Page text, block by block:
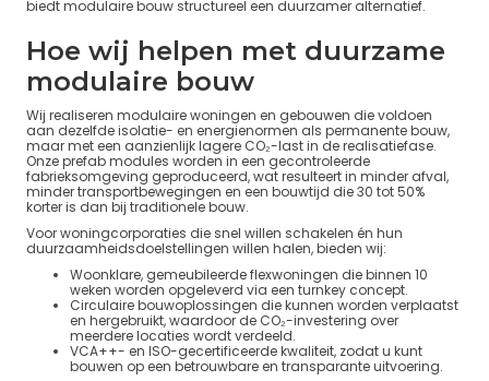
biedt modulaire bouw structureel een duurzamer alternatief.
Hoe wij helpen met duurzame
modulaire bouw
Wij realiseren modulaire woningen en gebouwen die voldoen
aan dezelfde isolatie- en energienormen als permanente bouw,
maar met een aanzienlijk lagere CO₂-last in de realisatiefase.
Onze prefab modules worden in een gecontroleerde
fabrieksomgeving geproduceerd, wat resulteert in minder afval,
minder transportbewegingen en een bouwtijd die 30 tot 50%
korter is dan bij traditionele bouw.
Voor woningcorporaties die snel willen schakelen én hun
duurzaamheidsdoelstellingen willen halen, bieden wij:
Woonklare, gemeubileerde flexwoningen die binnen 10
weken worden opgeleverd via een turnkey concept.
Circulaire bouwoplossingen die kunnen worden verplaatst
en hergebruikt, waardoor de CO₂-investering over
meerdere locaties wordt verdeeld.
VCA++- en ISO-gecertificeerde kwaliteit, zodat u kunt
bouwen op een betrouwbare en transparante uitvoering.